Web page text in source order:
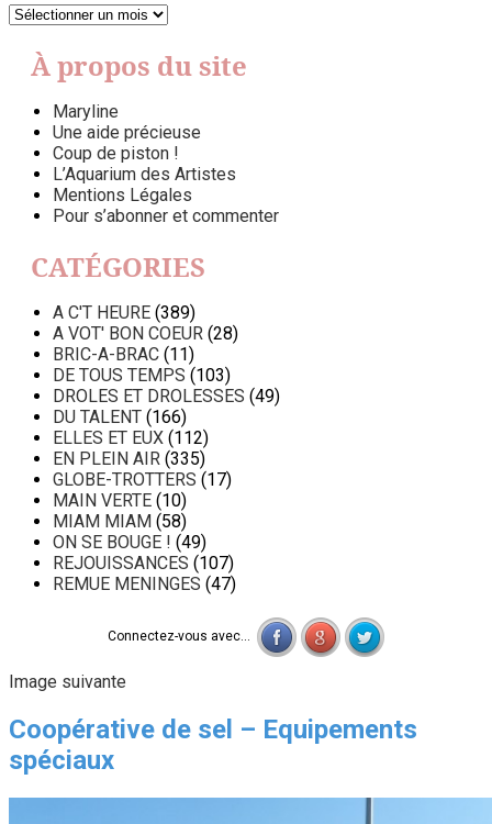
DANS
BAZENNE
(ARCHIVES)
À propos du site
Maryline
Une aide précieuse
Coup de piston !
L’Aquarium des Artistes
Mentions Légales
Pour s’abonner et commenter
CATÉGORIES
A C'T HEURE (389)
A VOT' BON COEUR (28)
BRIC-A-BRAC (11)
DE TOUS TEMPS (103)
DROLES ET DROLESSES (49)
DU TALENT (166)
ELLES ET EUX (112)
EN PLEIN AIR (335)
GLOBE-TROTTERS (17)
MAIN VERTE (10)
MIAM MIAM (58)
ON SE BOUGE ! (49)
REJOUISSANCES (107)
REMUE MENINGES (47)
Connectez-vous avec...
Image suivante
Coopérative de sel – Equipements
spéciaux